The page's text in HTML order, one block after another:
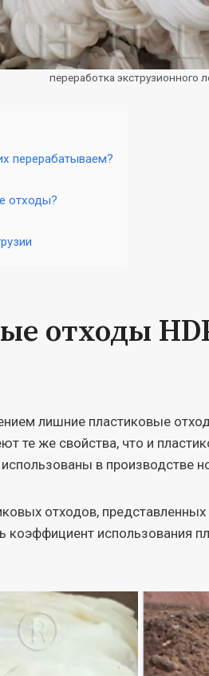
переработка экструзионного
перерабатываем?
отходы?
отходы
лишние пластиковые
те же свойства, что и
в производстве
отходов,
коэффициент использования